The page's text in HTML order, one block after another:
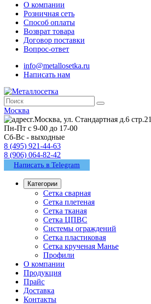
О компании
Розничная сеть
Способ оплаты
Возврат товара
Договор поставки
Вопрос-ответ
info@metallosetka.ru
Написать нам
Москва
г.Москва, ул. Стандартная д.6 стр.21
Пн-Пт с 9-00 до 17-00
Сб-Вс - выходные
8 (495) 921-44-63
8 (906) 064-82-42
Написать в Telegram
Категории
Сетка сварная
Сетка плетеная
Сетка тканая
Сетка ЦПВС
Системы ограждений
Сетка пластиковая
Сетка крученая Манье
Профили
О компании
Продукция
Прайс
Доставка
Контакты